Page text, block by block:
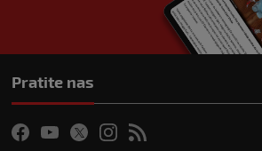
Pratite nas